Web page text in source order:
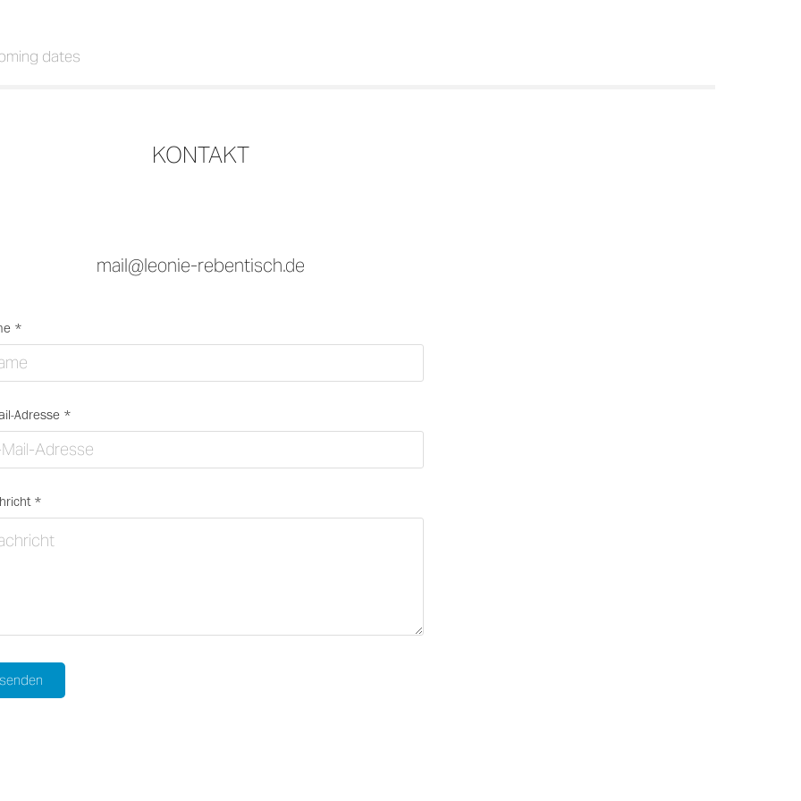
dates
KONTAKT
mail@leonie-rebentisch.de
*
Adresse *
*
senden